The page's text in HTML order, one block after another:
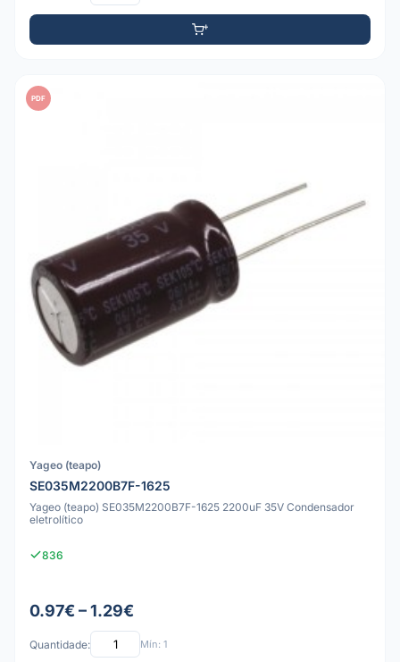
PDF
Yageo (teapo)
SE035M2200B7F-1625
Yageo (teapo) SE035M2200B7F-1625 2200uF 35V Condensador
eletrolítico
836
0.97€ – 1.29€
Quantidade: Mín: 1